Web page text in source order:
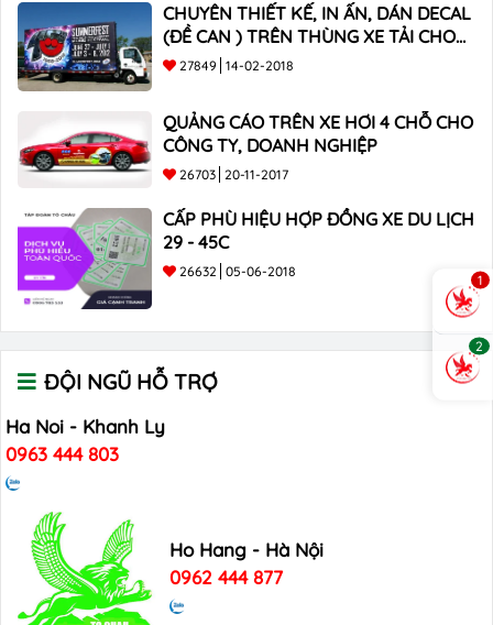
CHUYÊN THIẾT KẾ, IN ẤN, DÁN DECAL
(ĐỀ CAN ) TRÊN THÙNG XE TẢI CHO
CÔNG TY
27849 14-02-2018
QUẢNG CÁO TRÊN XE HƠI 4 CHỖ CHO
CÔNG TY, DOANH NGHIỆP
26703 20-11-2017
CẤP PHÙ HIỆU HỢP ĐỒNG XE DU LỊCH
29 - 45C
26632 05-06-2018
ĐỘI NGŨ HỖ TRỢ
Ha Noi - Khanh Ly
0963 444 803
Ho Hang - Hà Nội
0962 444 877
1
2